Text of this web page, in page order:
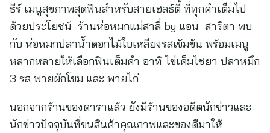
ธีร์ เมนูสุขภาพสุดฟินสำหรับสายเฮลธ์ตี้ ที่ทุกคำเต็มไป
ด้วยประโยชน์ ร้านห่อหมกแม่สาลี่ by แอน สาริตา พบ
กับ ห่อหมกปลาน้ำดอกไม้ใบเหลียงรสเข้มข้น พร้อมเมนู
หลากหลายให้เลือกฟินเต็มคำ อาทิ ไข่เค็มไชยา ปลาหมึก
3 รส พายผักโขม และ พายไก่
นอกจากร้านของดาราแล้ว ยังมีร้านของอดีตนักข่าวและ
นักข่าวปัจจุบันที่ขนสินค้าคุณภาพและของดีมาให้